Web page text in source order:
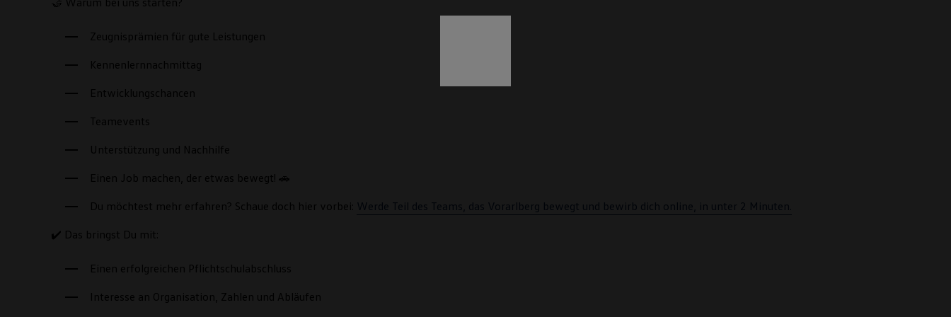
Zeugnisprämien für gute Leistungen
Kennenlernnachmittag
Entwicklungschancen
Teamevents
Unterstützung und Nachhilfe
Einen Job machen, der etwas bewegt! 🚗
Du möchtest mehr erfahren? Schaue doch hier vorbei: Werde Teil des Teams, das Vorarlberg bewegt und bewirb dich online, in unter 2 Minuten.
✔️ Das bringst Du mit:
Einen erfolgreichen Pflichtschulabschluss
Interesse an Organisation, Zahlen und Abläufen